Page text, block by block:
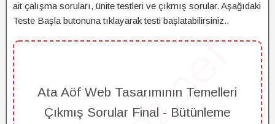
ait çalışma soruları, ünite testleri ve çıkmış sorular. Aşağıdaki
Teste Başla butonuna tıklayarak testi başlatabilirsiniz..
Ata Aöf Web Tasarımının Temelleri
Çıkmış Sorular Final - Bütünleme